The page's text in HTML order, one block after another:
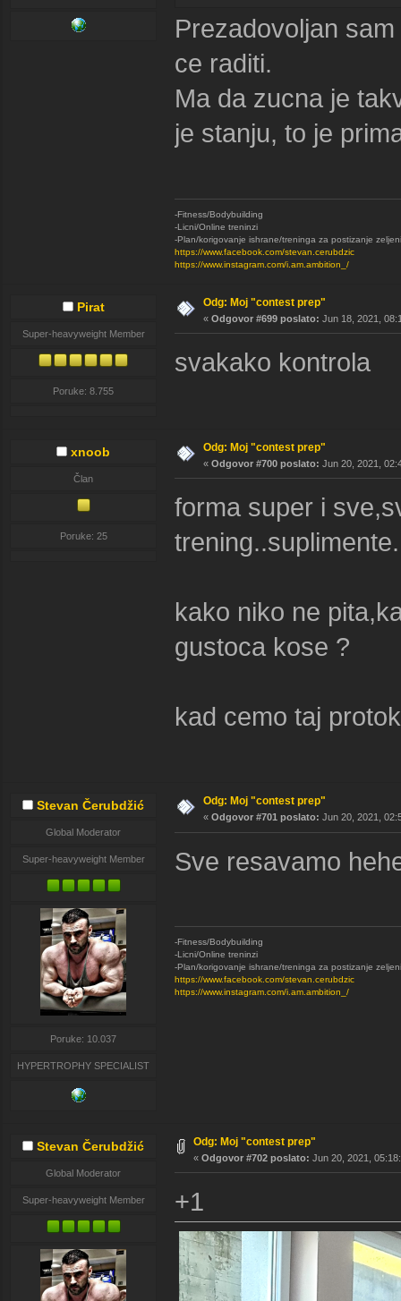
Prezadovoljan
ce raditi.
Ma da zucna je
je stanju, to je
-Fitness/Bodybuilding
-Licni/Online treninzi
-Plan/korigovanje ishrane/treninga za postizanje
https://www.facebook.com/stevan.cerubdzic
https://www.instagram.com/i.am.ambition_/
Pirat
Super-heavyweight Member
Poruke: 8.755
Odg: Moj "contest prep"
« Odgovor #699 poslato: Jun 18, 2021,
svakako kontrola
xnoob
Član
Poruke: 25
Odg: Moj "contest prep"
« Odgovor #700 poslato: Jun 20, 2021,
forma super i
kako niko ne
gustoca kose ?
kad cemo taj
Stevan Čerubdžić
Global Moderator
Super-heavyweight Member
Poruke: 10.037
HYPERTROPHY SPECIALIST
Odg: Moj "contest prep"
« Odgovor #701 poslato: Jun 20, 2021,
Sve resavamo
-Fitness/Bodybuilding
-Licni/Online treninzi
-Plan/korigovanje ishrane/treninga za postizanje
https://www.facebook.com/stevan.cerubdzic
https://www.instagram.com/i.am.ambition_/
Stevan Čerubdžić
Global Moderator
Super-heavyweight Member
Odg: Moj "contest prep"
« Odgovor #702 poslato: Jun 20, 2021,
+1